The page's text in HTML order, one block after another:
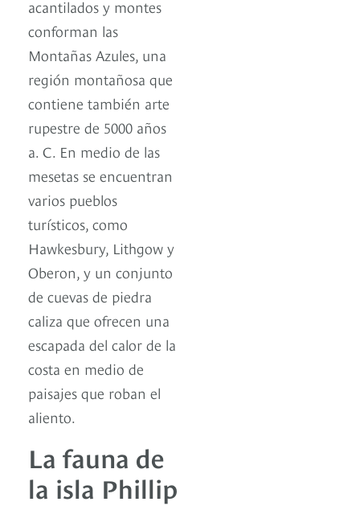
acantilados y montes
conforman las
Montañas Azules, una
región montañosa que
contiene también arte
rupestre de 5000 años
a. C. En medio de las
mesetas se encuentran
varios pueblos
turísticos, como
Hawkesbury, Lithgow y
Oberon, y un conjunto
de cuevas de piedra
caliza que ofrecen una
escapada del calor de la
costa en medio de
paisajes que roban el
aliento.
La fauna de
la isla Phillip